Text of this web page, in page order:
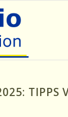
TIPPS